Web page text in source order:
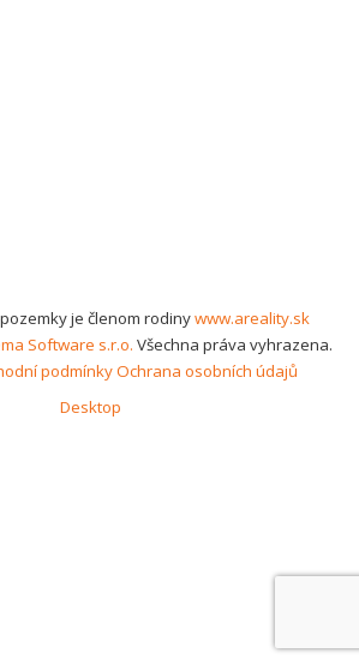
je členom rodinywww.areality.sk
Software s.r.o. Všechna práva vyhrazena.
podmínkyOchrana osobních údajů
Desktop